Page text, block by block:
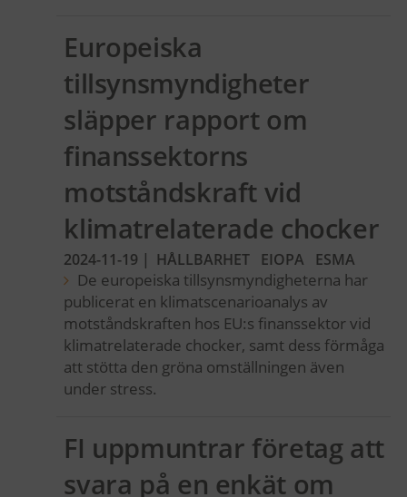
Europeiska
tillsynsmyndigheter
släpper rapport om
finanssektorns
motståndskraft vid
klimatrelaterade chocker
2024-11-19 | HÅLLBARHET EIOPA ESMA
De europeiska tillsynsmyndigheterna har
publicerat en klimatscenarioanalys av
motståndskraften hos EU:s finanssektor vid
klimatrelaterade chocker, samt dess förmåga
att stötta den gröna omställningen även
under stress.
FI uppmuntrar företag att
svara på en enkät om